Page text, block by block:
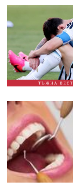
ТЪЖНА ВЕСТ